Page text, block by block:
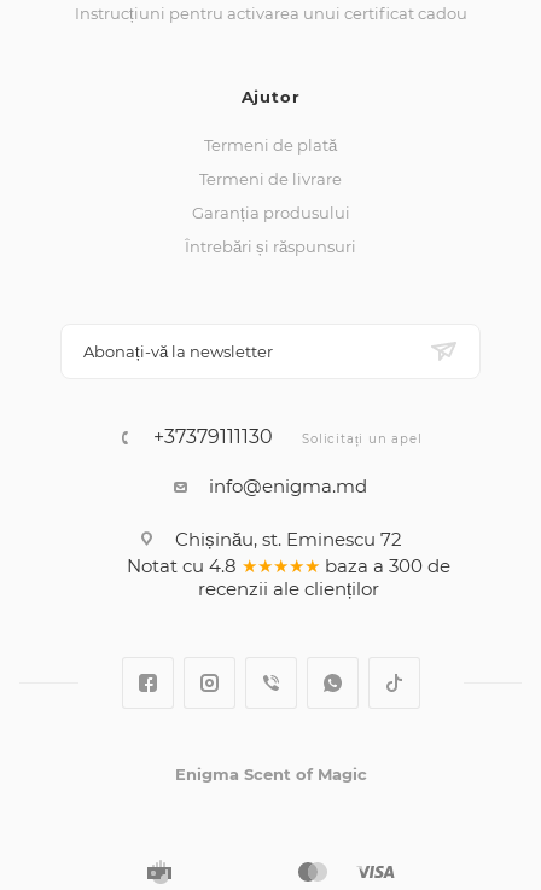
Instrucțiuni pentru activarea unui certificat cadou
Ajutor
Termeni de plată
Termeni de livrare
Garanția produsului
Întrebări și răspunsuri
Abonați-vă la newsletter
+37379111130 Solicitați un apel
info@enigma.md
Chișinău, st. Eminescu 72
Notat cu 4.8 ★★★★★ baza a 300 de
recenzii ale clienților
Enigma Scent of Magic